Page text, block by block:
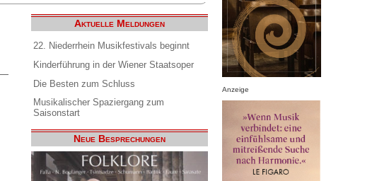
Aktuelle Meldungen
22. Niederrhein Musikfestivals beginnt
Kinderführung in der Wiener Staatsoper
Die Besten zum Schluss
Musikalischer Spaziergang zum
Saisonstart
Neue Besprechungen
Anzeige